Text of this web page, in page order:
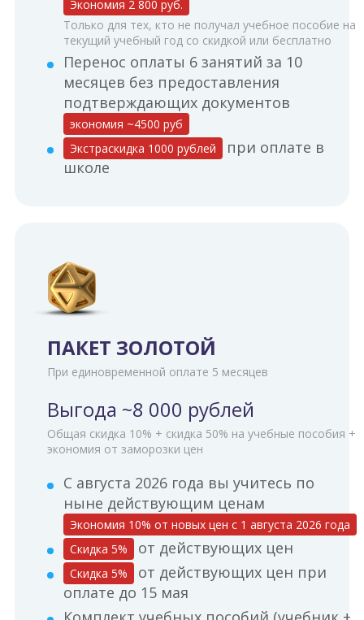
Экономия 2 800 руб.
Только для тех, кто не получал учебное пособие на
текущий учебный год со скидкой или бесплатно
Перенос оплаты 6 занятий за 10
месяцев без предоставления
подтверждающих документов
экономия ~4500 руб
Экстраскидка 1000 рублей
при оплате в
школе
ПАКЕТ ЗОЛОТОЙ
При единовременной оплате 5 месяцев
Выгода ~8 000 рублей
Общая скидка 10% + скидка 50% на учебные пособия +
экономия от заморозки цен
С августа 2026 года вы учитесь по
ныне действующим ценам
Экономия 10% от новых цен с 1 августа 2026 года
Cкидка 5%
от действующих цен
Cкидка 5%
от действующих цен при
оплате до 15 мая